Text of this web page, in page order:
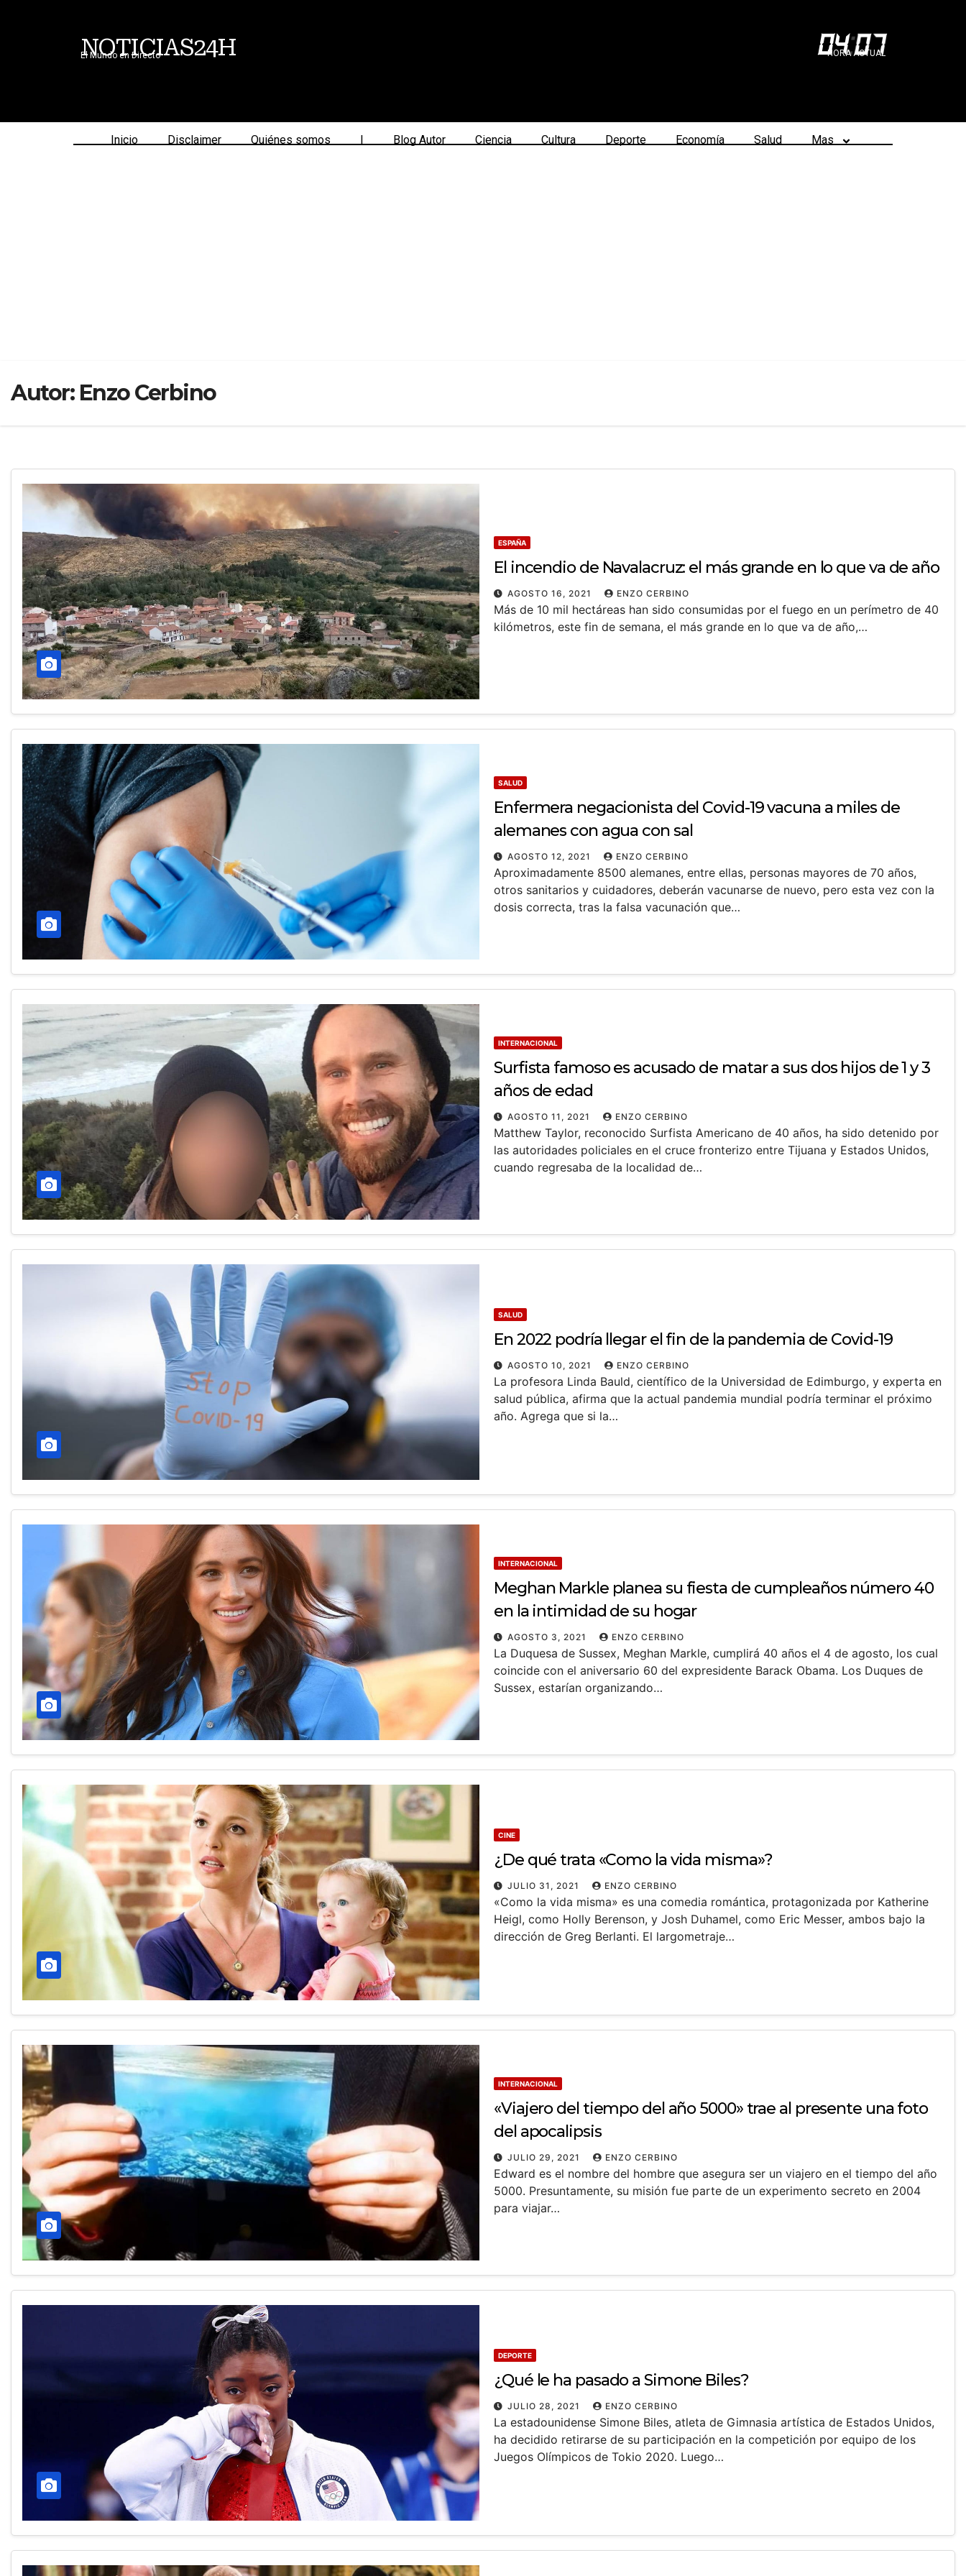
NOTICIAS24H
El Mundo en Directo 04:07
HORA ACTUAL
Inicio Disclaimer Quiénes somos | Blog Autor Ciencia Cultura Deporte Economía Salud Mas
Autor: Enzo Cerbino
ESPAÑA
El incendio de Navalacruz: el más grande en lo que va de año
AGOSTO 16, 2021 ENZO CERBINO
Más de 10 mil hectáreas han sido consumidas por el fuego en un perímetro de 40
kilómetros, este fin de semana, el más grande en lo que va de año,…
SALUD
Enfermera negacionista del Covid-19 vacuna a miles de
alemanes con agua con sal
AGOSTO 12, 2021 ENZO CERBINO
Aproximadamente 8500 alemanes, entre ellas, personas mayores de 70 años,
otros sanitarios y cuidadores, deberán vacunarse de nuevo, pero esta vez con la
dosis correcta, tras la falsa vacunación que…
INTERNACIONAL
Surfista famoso es acusado de matar a sus dos hijos de 1 y 3
años de edad
AGOSTO 11, 2021 ENZO CERBINO
Matthew Taylor, reconocido Surfista Americano de 40 años, ha sido detenido por
las autoridades policiales en el cruce fronterizo entre Tijuana y Estados Unidos,
cuando regresaba de la localidad de…
SALUD
En 2022 podría llegar el fin de la pandemia de Covid-19
AGOSTO 10, 2021 ENZO CERBINO
La profesora Linda Bauld, científico de la Universidad de Edimburgo, y experta en
salud pública, afirma que la actual pandemia mundial podría terminar el próximo
año. Agrega que si la…
INTERNACIONAL
Meghan Markle planea su fiesta de cumpleaños número 40
en la intimidad de su hogar
AGOSTO 3, 2021 ENZO CERBINO
La Duquesa de Sussex, Meghan Markle, cumplirá 40 años el 4 de agosto, los cual
coincide con el aniversario 60 del expresidente Barack Obama. Los Duques de
Sussex, estarían organizando…
CINE
¿De qué trata «Como la vida misma»?
JULIO 31, 2021 ENZO CERBINO
«Como la vida misma» es una comedia romántica, protagonizada por Katherine
Heigl, como Holly Berenson, y Josh Duhamel, como Eric Messer, ambos bajo la
dirección de Greg Berlanti. El largometraje…
INTERNACIONAL
«Viajero del tiempo del año 5000» trae al presente una foto
del apocalipsis
JULIO 29, 2021 ENZO CERBINO
Edward es el nombre del hombre que asegura ser un viajero en el tiempo del año
5000. Presuntamente, su misión fue parte de un experimento secreto en 2004
para viajar…
DEPORTE
¿Qué le ha pasado a Simone Biles?
JULIO 28, 2021 ENZO CERBINO
La estadounidense Simone Biles, atleta de Gimnasia artística de Estados Unidos,
ha decidido retirarse de su participación en la competición por equipo de los
Juegos Olímpicos de Tokio 2020. Luego…